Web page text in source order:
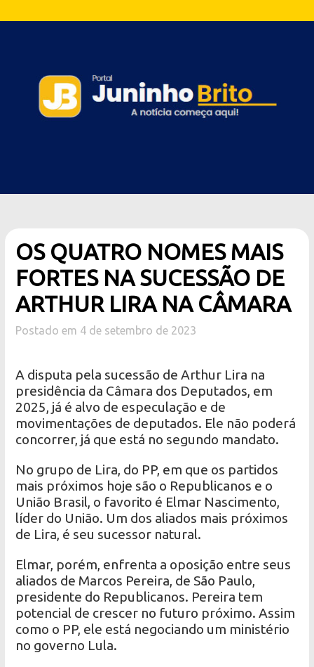
OS QUATRO NOMES MAIS
FORTES NA SUCESSÃO DE
ARTHUR LIRA NA CÂMARA
Postado em 4 de setembro de 2023
A disputa pela sucessão de Arthur Lira na
presidência da Câmara dos Deputados, em
2025, já é alvo de especulação e de
movimentações de deputados. Ele não poderá
concorrer, já que está no segundo mandato.
No grupo de Lira, do PP, em que os partidos
mais próximos hoje são o Republicanos e o
União Brasil, o favorito é Elmar Nascimento,
líder do União. Um dos aliados mais próximos
de Lira, é seu sucessor natural.
Elmar, porém, enfrenta a oposição entre seus
aliados de Marcos Pereira, de São Paulo,
presidente do Republicanos. Pereira tem
potencial de crescer no futuro próximo. Assim
como o PP, ele está negociando um ministério
no governo Lula.